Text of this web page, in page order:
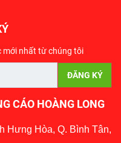
mới nhất từ chúng tôi
CÁO HOÀNG LONG
Hưng Hòa, Q. Bình Tân,